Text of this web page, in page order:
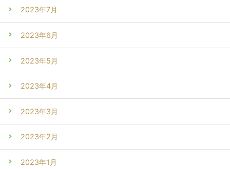
2023年7月
2023年6月
2023年5月
2023年4月
2023年3月
2023年2月
2023年1月